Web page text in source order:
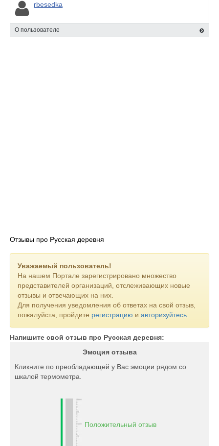
- Вольеры и будки — комфорт для ваших питомцев
- Крыльцо, козырьки, перголы, арки — элементы уюта и
стиля
проектирование
- Гарантия качества на каждое изделие
rbesedka
О пользователе
Отзывы про Русская деревня
Уважаемый пользователь!
На нашем Портале зарегистрировано множество
представителей организаций, отслеживающих новые
отзывы и отвечающих на них.
Для получения уведомления об ответах на свой отзыв,
пожалуйста, пройдите регистрацию и авторизуйтесь
Напишите свой отзыв про Русская деревня:
Эмоция отзыва
Кликните по преобладающей у Вас эмоции рядом со
шкалой термометра.
Положительный отзыв